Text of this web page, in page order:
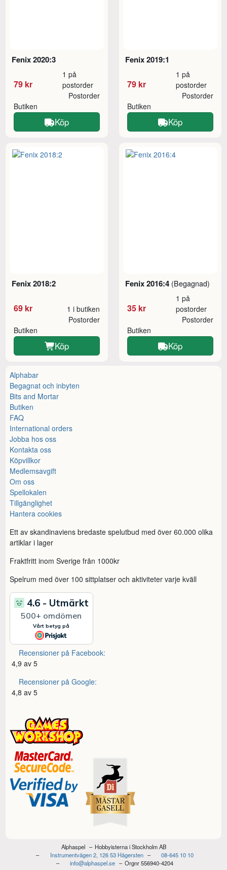
Fenix 2020:3
79 kr
1 på
postorder
Butiken
Postorder
Köp
Fenix 2019:1
79 kr
1 på
postorder
Butiken
Postorder
Köp
Fenix 2018:2
69 kr 1 i butiken
Butiken
Postorder
Köp
Fenix 2016:4 (Begagnad)
35 kr
1 på
postorder
Butiken
Postorder
Köp
Alphabar
Begagnat och inbyten
Bits and Mortar
Butiken
FAQ
International orders
Jobba hos oss
Kontakta oss
Köpvillkor
Medlemsavgift
Om oss
Spellokalen
Tillgänglighet
Hantera cookies
Ett av skandinaviens bredaste spelutbud med över 60.000 olika
artiklar i lager
Fraktfritt inom Sverige från 1000kr
Spelrum med över 100 sittplatser och aktiviteter varje kväll
Recensioner på Facebook:
4,9 av 5
Recensioner på Google:
4,8 av 5
Alphaspel
Hobbyisterna i Stockholm AB
Instrumentvägen 2, 126 53 Hägersten
08-645 10 10
info@alphaspel.se
Orgnr 556940-4204